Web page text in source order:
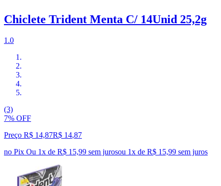
Chiclete Trident Menta C/ 14Unid 25,2g
1.0
(3)
7% OFF
Preço R$ 14,87R$ 14,87
no Pix Ou 1x de R$ 15,99 sem jurosou 1x de R$ 15,99 sem juros